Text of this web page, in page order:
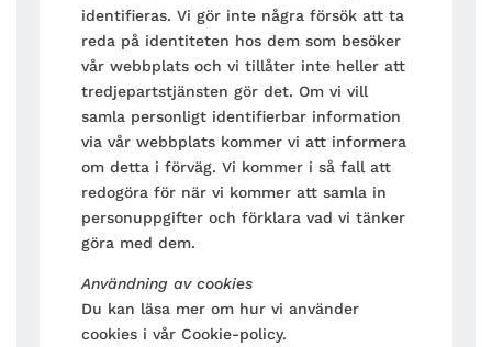
identifieras. Vi gör inte några försök att ta
reda på identiteten hos dem som besöker
vår webbplats och vi tillåter inte heller att
tredjepartstjänsten gör det. Om vi vill
samla personligt identifierbar information
via vår webbplats kommer vi att informera
om detta i förväg. Vi kommer i så fall att
redogöra för när vi kommer att samla in
personuppgifter och förklara vad vi tänker
göra med dem.
Användning av cookies
Du kan läsa mer om hur vi använder
cookies i vår Cookie-policy.